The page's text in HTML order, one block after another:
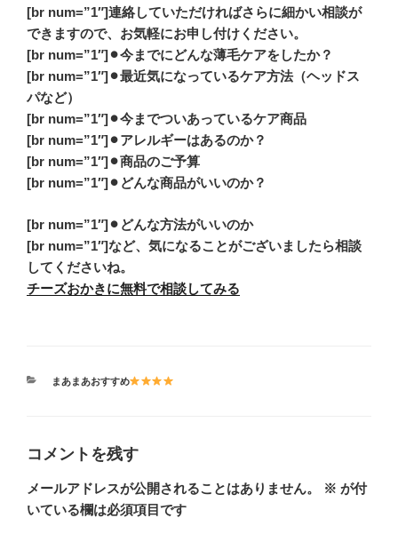
[br num=”1″]連絡していただければさらに細かい相談が
できますので、お気軽にお申し付けください。
[br num=”1″]⚫︎今までにどんな薄毛ケアをしたか？
[br num=”1″]⚫︎最近気になっているケア方法（ヘッドス
パなど）
[br num=”1″]⚫︎今までついあっているケア商品
[br num=”1″]⚫︎アレルギーはあるのか？
[br num=”1″]⚫︎商品のご予算
[br num=”1″]⚫︎どんな商品がいいのか？
[br num=”1″]⚫︎どんな方法がいいのか
[br num=”1″]など、気になることがございましたら相談
してくださいね。
チーズおかきに無料で相談してみる
カ
まあまあおすすめ
コメントを残す
メールアドレスが公開されることはありません。 ※ が付
いている欄は必須項目です